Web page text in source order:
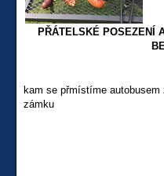
PŘÁTELSKÉ POSEZENÍ
kam se přmístíme
zámku